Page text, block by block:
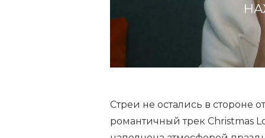
Стреи не остались в стороне
романтичный трек Christmas